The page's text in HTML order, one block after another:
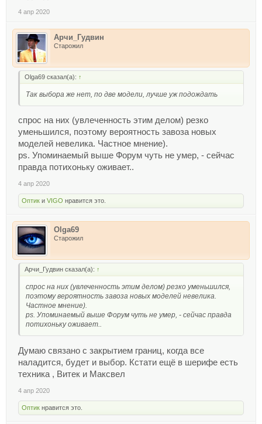
4 апр 2020
Арчи_Гудвин
Старожил
Olga69 сказал(а): ↑
Так выбора же нет, по две модели, лучше уж подождать
спрос на них (увлеченность этим делом) резко
уменьшился, поэтому вероятность завоза новых
моделей невелика. Частное мнение).
ps. Упоминаемый выше Форум чуть не умер, - сейчас
правда потихоньку оживает..
4 апр 2020
Оптик и VIGO нравится это.
Olga69
Старожил
Арчи_Гудвин сказал(а): ↑
спрос на них (увлеченность этим делом) резко уменьшился,
поэтому вероятность завоза новых моделей невелика.
Частное мнение).
ps. Упоминаемый выше Форум чуть не умер, - сейчас правда
потихоньку оживает..
Думаю связано с закрытием границ, когда все
наладится, будет и выбор. Кстати ещё в шерифе есть
техника , Витек и Максвел
4 апр 2020
Оптик нравится это.